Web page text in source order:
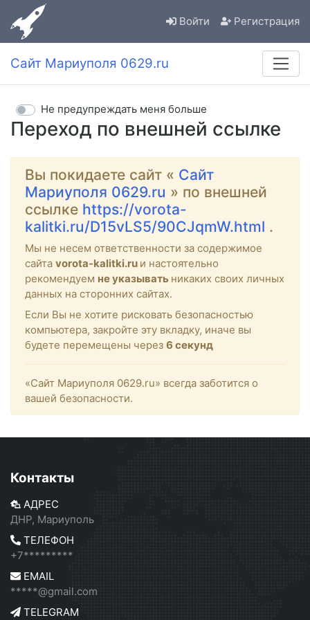
Войти Регистрация
Сайт Мариуполя 0629.ru
Переход по внешней ссылке
Не предупреждать меня больше
Вы покидаете сайт « Сайт
Мариуполя 0629.ru » по внешней
ссылке https://vorota-
kalitki.ru/D15vLS5/90CJqmW.html .
Мы не несем ответственности за содержимое
сайта vorota-kalitki.ru и настоятельно
рекомендуем не указывать никаких своих личных
данных на сторонних сайтах.
Если Вы не хотите рисковать безопасностью
компьютера, закройте эту вкладку, иначе вы
будете перемещены через 6 секунд
«Сайт Мариуполя 0629.ru» всегда заботится о
вашей безопасности.
Контакты
АДРЕС
ДНР, Мариуполь
ТЕЛЕФОН
+7*********
EMAIL
*****@gmail.com
TELEGRAM